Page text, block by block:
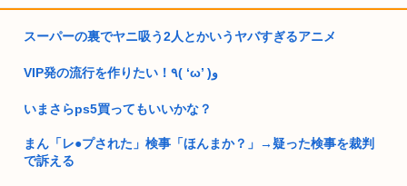
も介入は...
日本人、イオンに大行列…
女「ガルガル期はホルモンバランスの影響で仕方ないの」 男
日本、高市コイン救済でアメリカにアルゼンチンと同列扱いさ
スーパーの裏でヤニ吸う2人とかいうヤバすぎるアニメ
VIP発の流行を作りたい！٩( ‘ω’ )و
いまさらps5買ってもいいかな？
まん「レ●プされた」検事「ほんまか？」→疑った検事を裁判
で訴える